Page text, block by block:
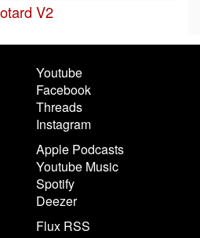
V2
Youtube
Facebook
Threads
Instagram
Apple Podcasts
Youtube Music
Spotify
Deezer
Flux RSS